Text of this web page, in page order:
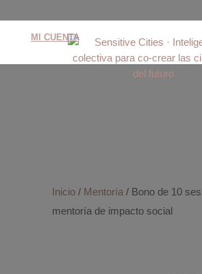
MI CUENTA
Inicio / Mentoría / Bono de 10
mentoría de impacto social